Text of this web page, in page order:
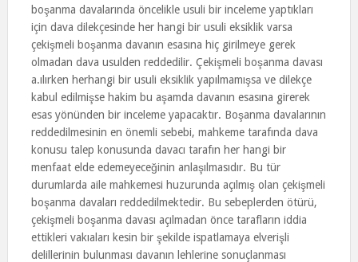
boşanma davalarında öncelikle usuli bir inceleme yaptıkları
için dava dilekçesinde her hangi bir usuli eksiklik varsa
çekişmeli boşanma davanın esasına hiç girilmeye gerek
olmadan dava usulden reddedilir. Çekişmeli boşanma davası
a.ılırken herhangi bir usuli eksiklik yapılmamışsa ve dilekçe
kabul edilmişse hakim bu aşamda davanın esasına girerek
esas yönünden bir inceleme yapacaktır. Boşanma davalarının
reddedilmesinin en önemli sebebi, mahkeme tarafında dava
konusu talep konusunda davacı tarafın her hangi bir
menfaat elde edemeyeceğinin anlaşılmasıdır. Bu tür
durumlarda aile mahkemesi huzurunda açılmış olan çekişmeli
boşanma davaları reddedilmektedir. Bu sebeplerden ötürü,
çekişmeli boşanma davası açılmadan önce tarafların iddia
ettikleri vakıaları kesin bir şekilde ispatlamaya elverişli
delillerinin bulunması davanın lehlerine sonuçlanması